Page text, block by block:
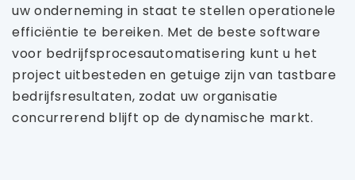
uw onderneming in staat te stellen operationele
efficiëntie te bereiken. Met de beste software
voor bedrijfsprocesautomatisering kunt u het
project uitbesteden en getuige zijn van tastbare
bedrijfsresultaten, zodat uw organisatie
concurrerend blijft op de dynamische markt.